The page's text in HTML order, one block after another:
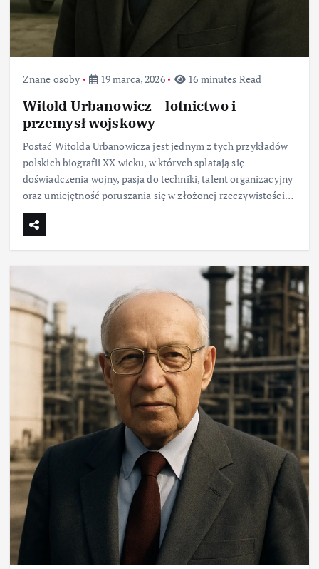
Znane osoby 19 marca, 2026 16 minutes Read
Witold Urbanowicz – lotnictwo i
przemysł wojskowy
Postać Witolda Urbanowicza jest jednym z tych przykładów
polskich biografii XX wieku, w których splatają się
doświadczenia wojny, pasja do techniki, talent organizacyjny
oraz umiejętność poruszania się w złożonej rzeczywistości…